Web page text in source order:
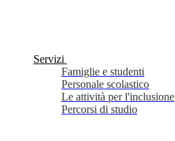
Servizi
Famiglie e studenti
Personale scolastico
Le attività per l'inclusione
Percorsi di studio